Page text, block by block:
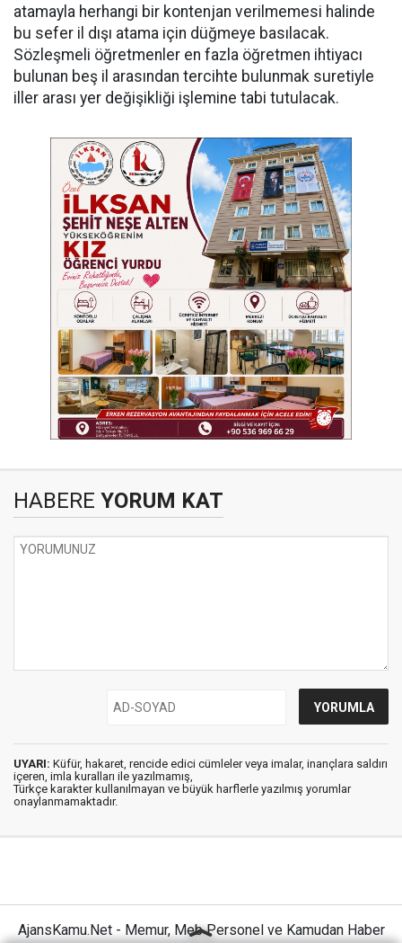
atamayla herhangi bir kontenjan verilmemesi halinde
bu sefer il dışı atama için düğmeye basılacak.
Sözleşmeli öğretmenler en fazla öğretmen ihtiyacı
bulunan beş il arasından tercihte bulunmak suretiyle
iller arası yer değişikliği işlemine tabi tutulacak.
HABERE YORUM KAT
UYARI: Küfür, hakaret, rencide edici cümleler veya imalar, inançlara saldırı
içeren, imla kuralları ile yazılmamış,
Türkçe karakter kullanılmayan ve büyük harflerle yazılmış yorumlar
onaylanmamaktadır.
AjansKamu.Net - Memur, Meb Personel ve Kamudan Haber